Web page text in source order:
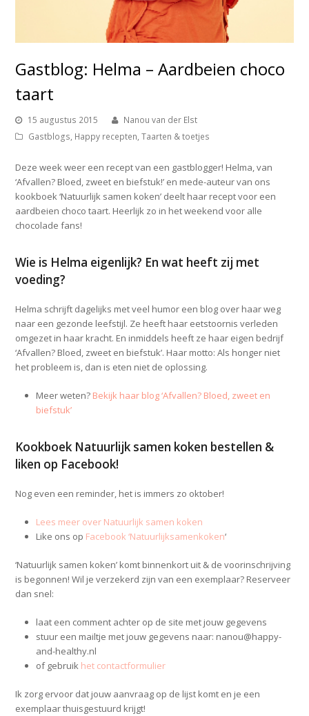
Gastblog: Helma – Aardbeien choco
taart
15 augustus 2015
Nanou van der Elst
Gastblogs, Happy recepten,Taarten & toetjes
Deze week weer een recept van een gastblogger! Helma, van
‘Afvallen? Bloed, zweet en biefstuk!’ en mede-auteur van ons
kookboek ‘Natuurlijk samen koken’ deelt haar recept voor een
aardbeien choco taart. Heerlijk zo in het weekend voor alle
chocolade fans!
Wie is Helma eigenlijk? En wat heeft zij met
voeding?
Helma schrijft dagelijks met veel humor een blog over haar weg
naar een gezonde leefstijl. Ze heeft haar eetstoornis verleden
omgezet in haar kracht. En inmiddels heeft ze haar eigen bedrijf
‘Afvallen? Bloed, zweet en biefstuk’. Haar motto: Als honger niet
het probleem is, dan is eten niet de oplossing.
Meer weten? Bekijk haar blog ‘Afvallen? Bloed, zweet en
biefstuk’
Kookboek Natuurlijk samen koken bestellen &
liken op Facebook!
Nog even een reminder, het is immers zo oktober!
Lees meer over Natuurlijk samen koken
Like ons op Facebook ‘Natuurlijksamenkoken‘
‘Natuurlijk samen koken’ komt binnenkort uit & de voorinschrijving
is begonnen! Wil je verzekerd zijn van een exemplaar? Reserveer
dan snel:
laat een comment achter op de site met jouw gegevens
stuur een mailtje met jouw gegevens naar: nanou@happy-
and-healthy.nl
of gebruik het contactformulier
Ik zorg ervoor dat jouw aanvraag op de lijst komt en je een
exemplaar thuisgestuurd krijgt!